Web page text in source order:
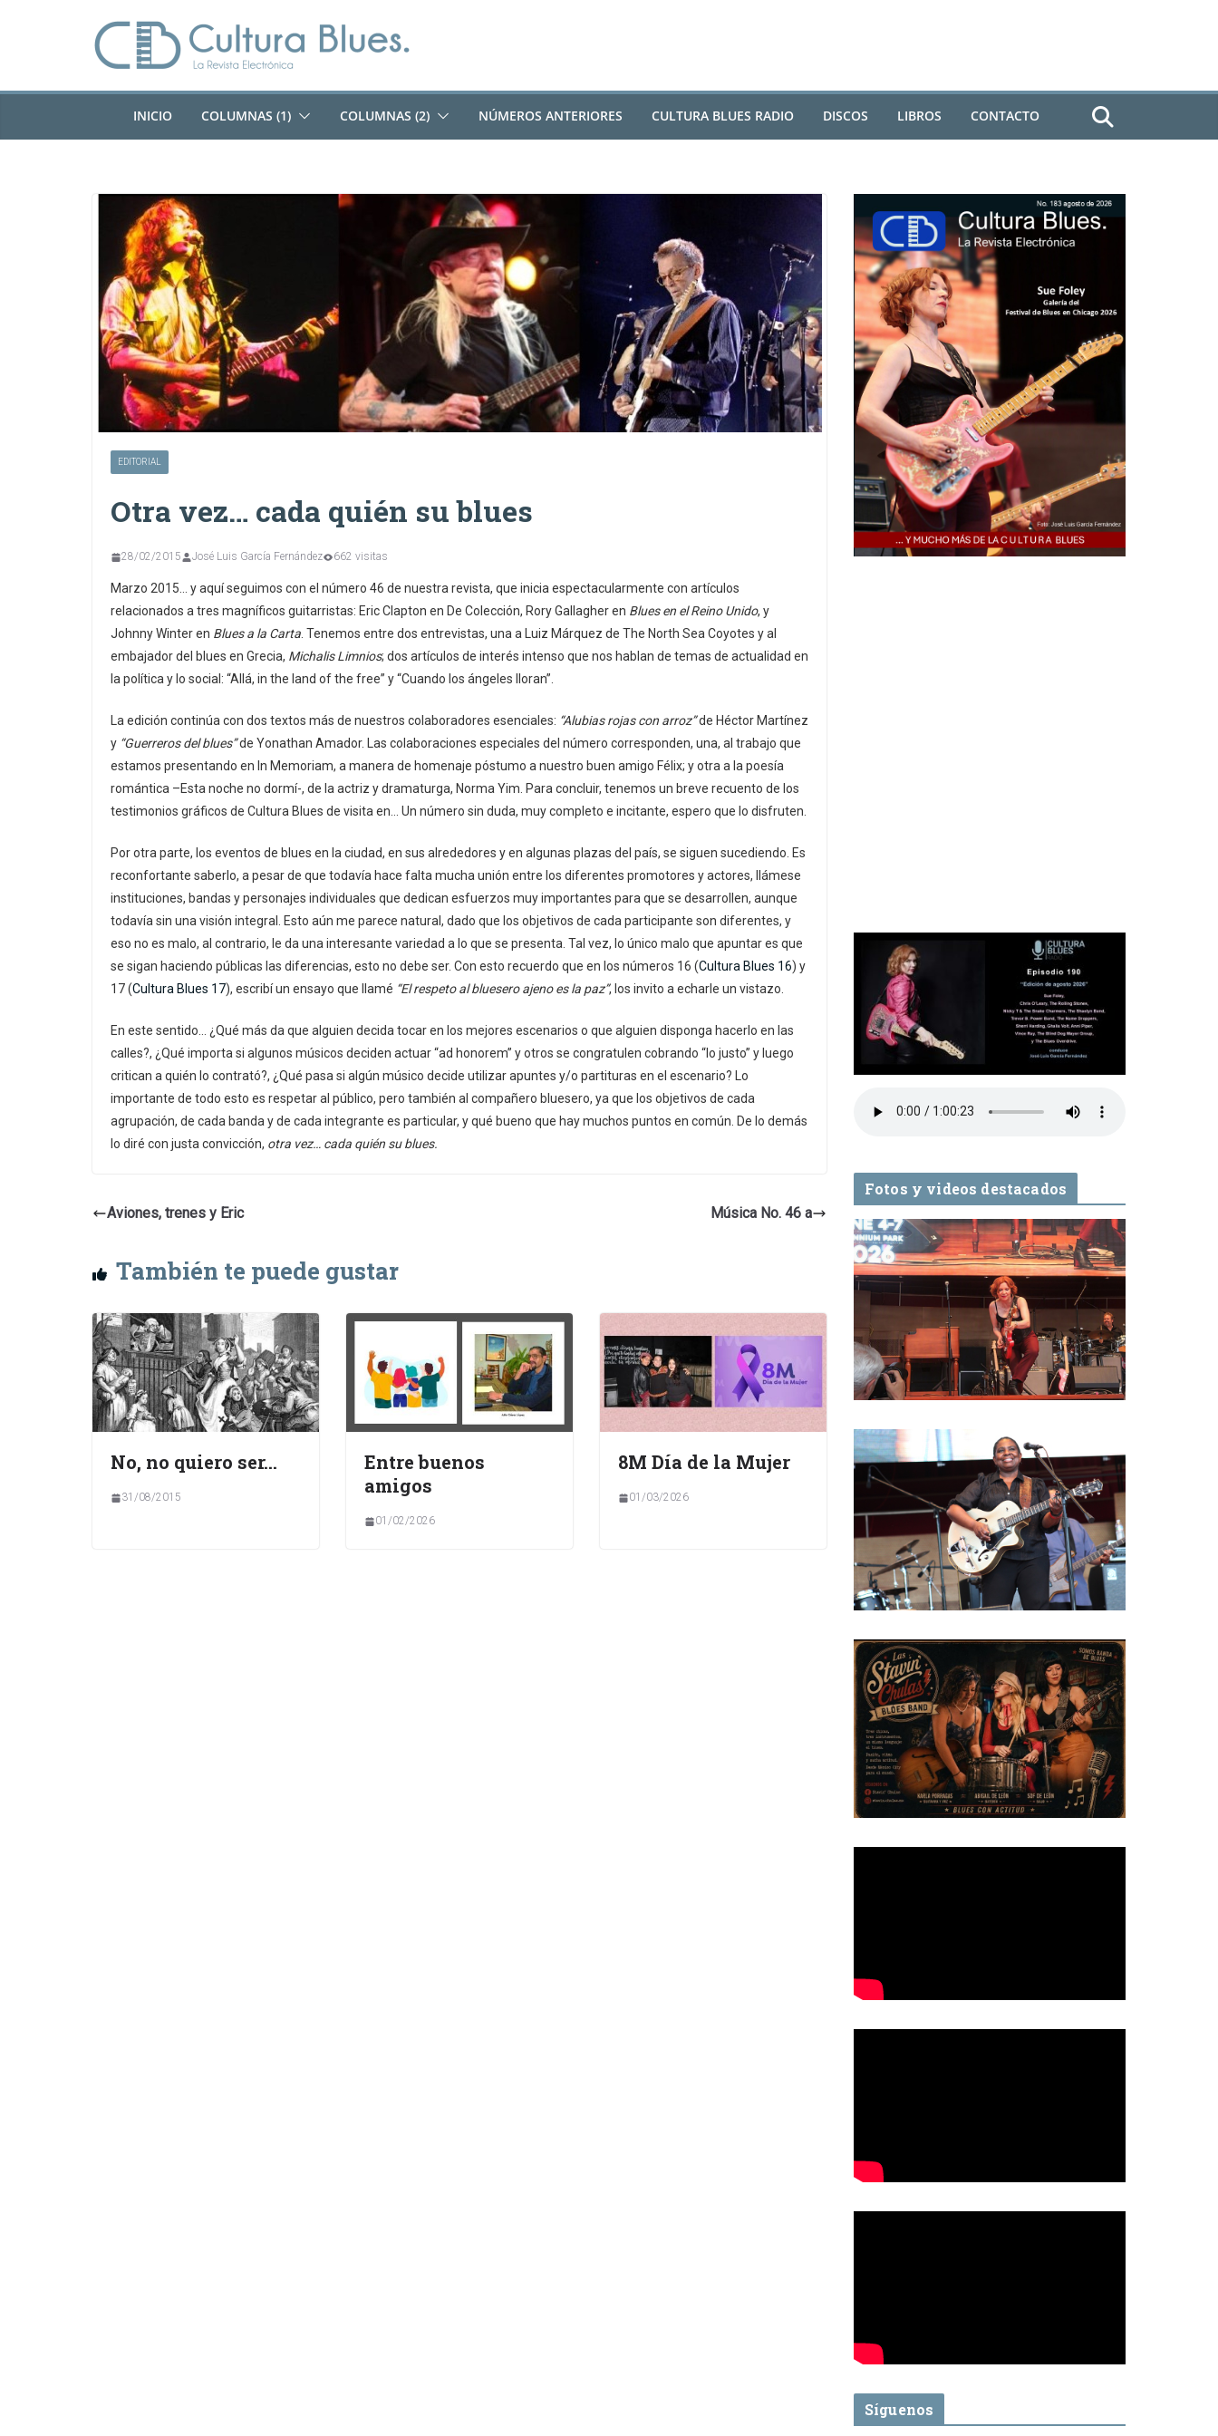
INICIO COLUMNAS (1) COLUMNAS (2) NÚMEROS ANTERIORES CULTURA BLUES RADIO DISCOS LIBROS CONTACTO
EDITORIAL
Otra vez… cada quién su blues
28/02/2015 José Luis García Fernández 662 visitas
Marzo 2015… y aquí seguimos con el número 46 de nuestra revista, que inicia espectacularmente con artículos
relacionados a tres magníficos guitarristas: Eric Clapton en De Colección, Rory Gallagher en Blues en el Reino Unido, y
Johnny Winter en Blues a la Carta . Tenemos entre dos entrevistas, una a Luiz Márquez de The North Sea Coyotes y al
embajador del blues en Grecia, Michalis Limnios; dos artículos de interés intenso que nos hablan de temas de actualidad en
la política y lo social: “Allá, in the land of the free” y “Cuando los ángeles lloran”.
La edición continúa con dos textos más de nuestros colaboradores esenciales: “Alubias rojas con arroz”de Héctor Martínez
y “Guerreros del blues”de Yonathan Amador. Las colaboraciones especiales del número corresponden, una, al trabajo que
estamos presentando en In Memoriam, a manera de homenaje póstumo a nuestro buen amigo Félix; y otra a la poesía
romántica –Esta noche no dormí-, de la actriz y dramaturga, Norma Yim. Para concluir, tenemos un breve recuento de los
testimonios gráficos de Cultura Blues de visita en… Un número sin duda, muy completo e incitante, espero que lo disfruten.
Por otra parte, los eventos de blues en la ciudad, en sus alrededores y en algunas plazas del país, se siguen sucediendo. Es
reconfortante saberlo, a pesar de que todavía hace falta mucha unión entre los diferentes promotores y actores, llámese
instituciones, bandas y personajes individuales que dedican esfuerzos muy importantes para que se desarrollen, aunque
todavía sin una visión integral. Esto aún me parece natural, dado que los objetivos de cada participante son diferentes, y
eso no es malo, al contrario, le da una interesante variedad a lo que se presenta. Tal vez, lo único malo que apuntar es que
se sigan haciendo públicas las diferencias, esto no debe ser. Con esto recuerdo que en los números 16 (Cultura Blues 16) y
17 (Cultura Blues 17), escribí un ensayo que llamé “El respeto al bluesero ajeno es la paz”, los invito a echarle un vistazo.
En este sentido… ¿Qué más da que alguien decida tocar en los mejores escenarios o que alguien disponga hacerlo en las
calles?, ¿Qué importa si algunos músicos deciden actuar “ad honorem” y otros se congratulen cobrando “lo justo” y luego
critican a quién lo contrató?, ¿Qué pasa si algún músico decide utilizar apuntes y/o partituras en el escenario? Lo
importante de todo esto es respetar al público, pero también al compañero bluesero, ya que los objetivos de cada
agrupación, de cada banda y de cada integrante es particular, y qué bueno que hay muchos puntos en común. De lo demás
lo diré con justa convicción, otra vez… cada quién su blues.
Aviones, trenes y Eric Música No. 46 a
También te puede gustar
No, no quiero ser…
31/08/2015
Entre buenos
amigos
01/02/2026
8M Día de la Mujer
01/03/2026
Fotos y videos destacados
Síguenos